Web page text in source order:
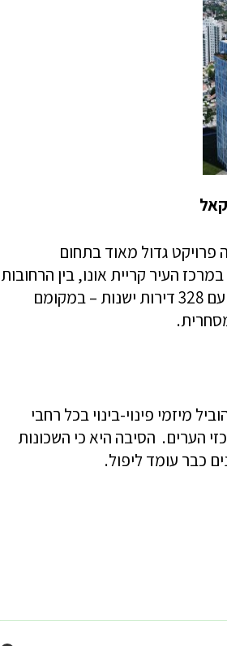
פרויקט גדול מאוד בתחום
בישראל: פינוי-בינוי של שטח בגודל 43 דונם במרכז העיר קריית אונו, בין הרחובות
לוי אשכול ממערב ורחוב יחזקאל מדרום. ייהרסו 15 בניינים ותיקים עם 328 דירות ישנות – במקומם
מיזמי פינוי-בינוי בכל רחבי
הערים. הסיבה היא כי השכונות
כבר עומד ליפול.